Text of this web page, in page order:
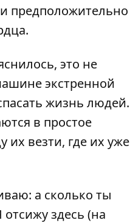
предположительно
это не
экстренной
жизнь людей.
в простое
их везти, где их уже
а сколько ты
здесь (на